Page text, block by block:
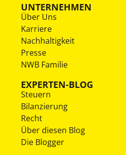
UNTERNEHMEN
Über Uns
Karriere
Nachhaltigkeit
Presse
NWB Familie
EXPERTEN-BLOG
Steuern
Bilanzierung
Recht
Über diesen Blog
Die Blogger